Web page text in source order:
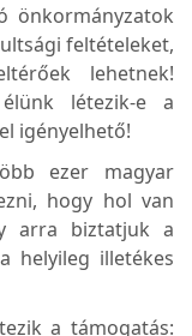
önkormányzatok
feltételeket,
lehetnek!
létezik-e a
igényelhető!
ezer magyar
hogy hol van
arra biztatjuk a
helyileg illetékes
a támogatás: